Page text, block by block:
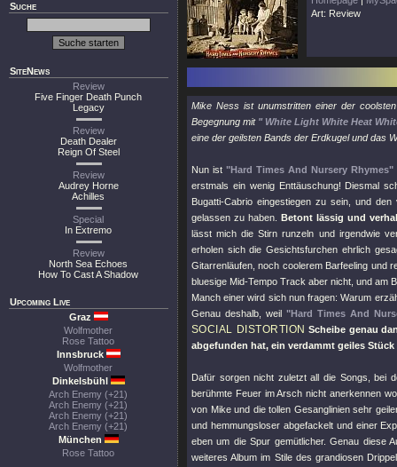
Suche
SiteNews
Review
Five Finger Death Punch
Legacy
Review
Death Dealer
Reign Of Steel
Review
Audrey Horne
Achilles
Special
In Extremo
Review
North Sea Echoes
How To Cast A Shadow
Upcoming Live
Graz
Wolfmother
Rose Tattoo
Innsbruck
Wolfmother
Dinkelsbühl
Arch Enemy (+21)
Arch Enemy (+21)
Arch Enemy (+21)
Arch Enemy (+21)
München
Rose Tattoo
Art: Review
Mike Ness ist unumstritten einer der
Begegnung mit " White Light White Heat
eine der geilsten Bands der Erdkugel und das
Nun ist "Hard Times And Nursery Rhymes"
erstmals ein wenig Enttäuschung! Diesmal
Bugatti-Cabrio eingestiegen zu sein, und
gelassen zu haben. Betont lässig und
lässt mich die Stirn runzeln und irgendwie
erholen sich die Gesichtsfurchen ehrlich
Gitarrenläufen, noch coolerem Barfeeling und
bluesige Mid-Tempo Track aber nicht, und am
Manch einer wird sich nun fragen: Warum
Genau deshalb, weil"Hard Times And
SOCIAL DISTORTION Scheibe genau
abgefunden hat, ein verdammt geiles
Dafür sorgen nicht zuletzt all die Songs, bei
berühmte Feuer im Arsch nicht anerkennen
von Mike und die tollen Gesanglinien sehr
und hemmungsloser abgefackelt und einer
eben um die Spur gemütlicher. Genau diese
weiteres Album im Stile des grandiosen